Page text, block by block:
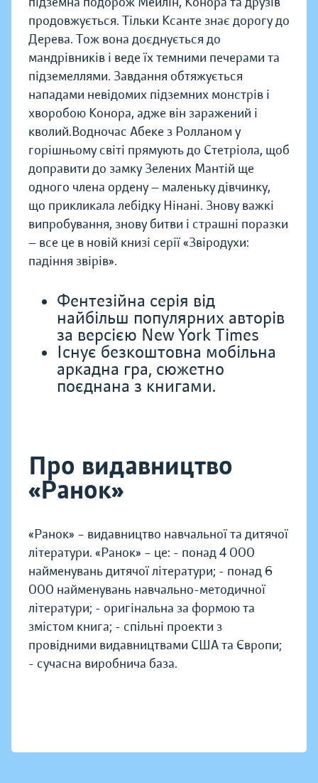
продовжується. Тільки Ксанте знає дорогу до
Дерева. Тож вона доєднується до
мандрівників і веде їх темними печерами та
підземеллями. Завдання обтяжується
нападами невідомих підземних монстрів і
хворобою Конора, адже він заражений і
кволий.Водночас Абеке з Ролланом у
горішньому світі прямують до Стетріола, щоб
доправити до замку Зелених Мантій ще
одного члена ордену — маленьку дівчинку,
що прикликала лебідку Нінані. Знову важкі
випробування, знову битви і страшні поразки
— все це в новій книзі серії «Звіродухи:
падіння звірів».
Фентезійна серія від
найбільш популярних авторів
за версією New York Times
Існує безкоштовна мобільна
аркадна гра, сюжетно
поєднана з книгами.
Про видавництво
«Ранок»
«Ранок» – видавництво навчальної та дитячої
літератури. «Ранок» – це: - понад 4 000
найменувань дитячої літератури; - понад 6
000 найменувань навчально-методичної
літератури; - оригінальна за формою та
змістом книга; - спільні проекти з
провідними видавництвами США та Європи;
- сучасна виробнича база.